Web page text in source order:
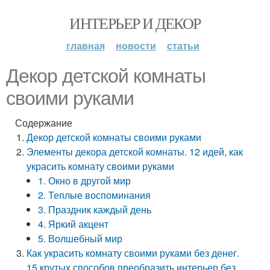
ИНТЕРЬЕР И ДЕКОР
главная новости статьи
Декор детской комнаты
своими руками
Содержание
Декор детской комнаты своими руками
Элементы декора детской комнаты. 12 идей, как
украсить комнату своими руками
1. Окно в другой мир
2. Теплые воспоминания
3. Праздник каждый день
4. Яркий акцент
5. Волшебный мир
Как украсить комнату своими руками без денег.